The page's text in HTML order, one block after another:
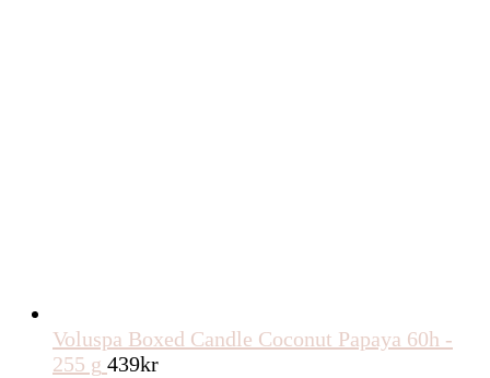
Voluspa Boxed Candle Coconut Papaya 60h -
255 g 439kr